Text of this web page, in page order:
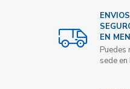
EN
Puedes
sede